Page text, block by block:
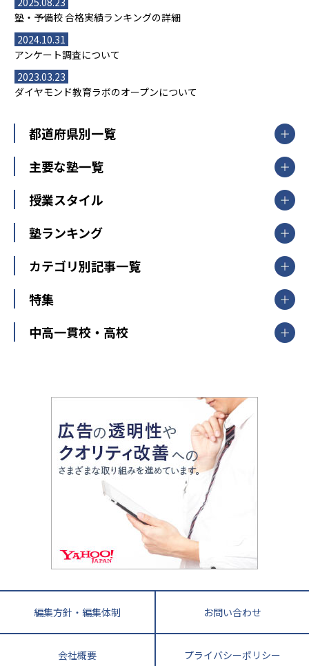
塾・予備校 合格実績ランキングの詳細
2024.10.31
アンケート調査について
2023.03.23
ダイヤモンド教育ラボのオープンについて
都道府県別一覧
北海道・東北
山形県
福島県
関東
東京都
神奈川県
茨城県
栃木県
群馬県
新潟県
中部
愛知県
静岡県
長野県
大阪府
兵庫県 京都府 奈良県
和歌山県
鳥取県
島根県 岡山県 広島県
香川県
高知県
長崎県 熊本県
鹿児島県 沖縄県
主要な塾一覧
【掲載塾一覧を見る】
東京個別指導学院
明光義塾
個別教室のトライ
武田塾
授業スタイル
個別指導
オンライン指導
塾ランキング
中学受験ランキング
カテゴリ別記事一覧
中学受験
大学受験
教育全般
大学受験塾の選び方
中学受験に熱心な市区町村ランキング
小学校受験
家庭教師
特集
開成番長直伝！子どもの受験を成功させる方法
運動と遊びを考える
情報Ⅰ、数学が苦手な人注目！最短距離の学力
アップ法
悩み多き「大学受験」相談室
英語・英会話・英検対策
小学校教師が解説！中学受験のリアル
教育ジャーナリストが徹底解説！ 大学受験の羅
中高一貫校・高校
大学入試改革
ママテクエグザム
進化する中高一貫校・高校
編集方針・編集体制 お問い合わせ
会社概要 プライバシーポリシー